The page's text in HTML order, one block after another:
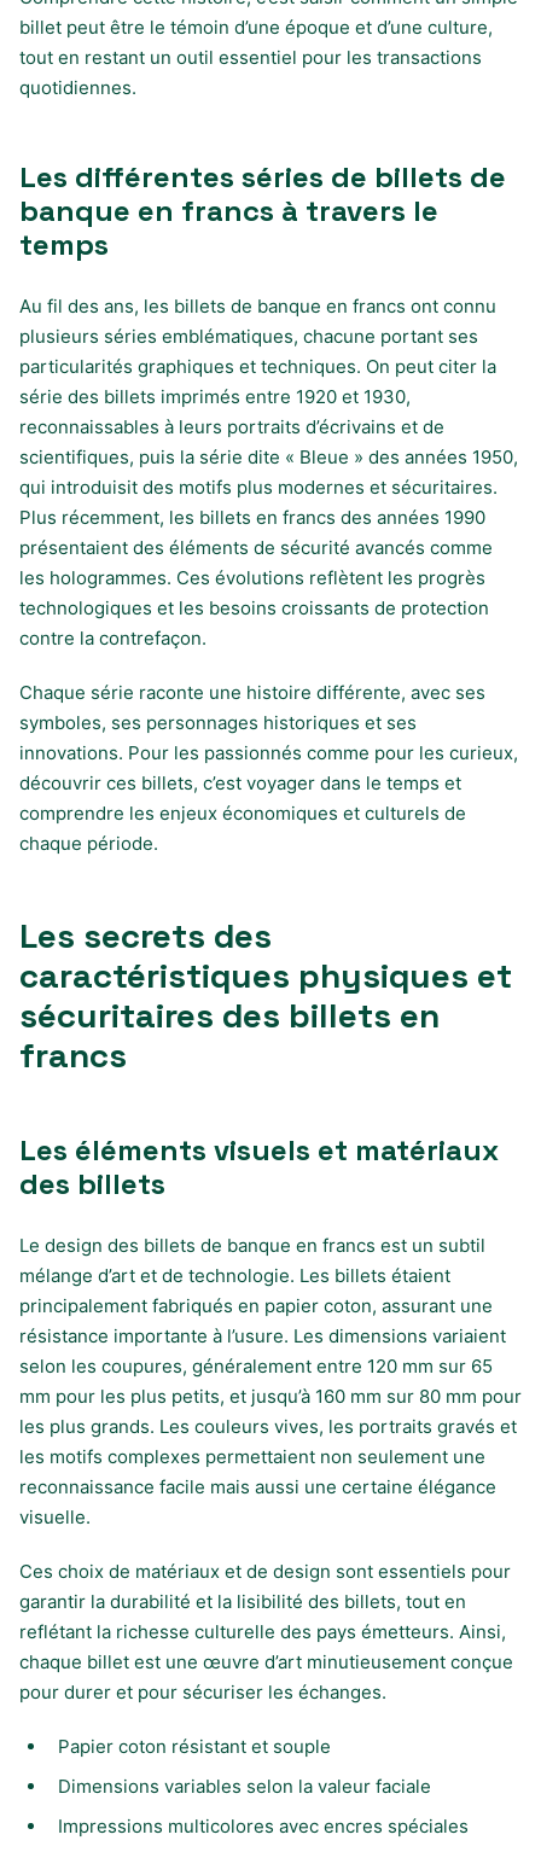
billet peut être le témoin d’une époque et d’une culture,
tout en restant un outil essentiel pour les transactions
quotidiennes.
Les différentes séries de billets de
banque en francs à travers le
temps
Au fil des ans, les billets de banque en francs ont connu
plusieurs séries emblématiques, chacune portant ses
particularités graphiques et techniques. On peut citer la
série des billets imprimés entre 1920 et 1930,
reconnaissables à leurs portraits d’écrivains et de
scientifiques, puis la série dite « Bleue » des années 1950,
qui introduisit des motifs plus modernes et sécuritaires.
Plus récemment, les billets en francs des années 1990
présentaient des éléments de sécurité avancés comme
les hologrammes. Ces évolutions reflètent les progrès
technologiques et les besoins croissants de protection
contre la contrefaçon.
Chaque série raconte une histoire différente, avec ses
symboles, ses personnages historiques et ses
innovations. Pour les passionnés comme pour les curieux,
découvrir ces billets, c’est voyager dans le temps et
comprendre les enjeux économiques et culturels de
chaque période.
Les secrets des
caractéristiques physiques et
sécuritaires des billets en
francs
Les éléments visuels et matériaux
des billets
Le design des billets de banque en francs est un subtil
mélange d’art et de technologie. Les billets étaient
principalement fabriqués en papier coton, assurant une
résistance importante à l’usure. Les dimensions variaient
selon les coupures, généralement entre 120 mm sur 65
mm pour les plus petits, et jusqu’à 160 mm sur 80 mm pour
les plus grands. Les couleurs vives, les portraits gravés et
les motifs complexes permettaient non seulement une
reconnaissance facile mais aussi une certaine élégance
visuelle.
Ces choix de matériaux et de design sont essentiels pour
garantir la durabilité et la lisibilité des billets, tout en
reflétant la richesse culturelle des pays émetteurs. Ainsi,
chaque billet est une œuvre d’art minutieusement conçue
pour durer et pour sécuriser les échanges.
Papier coton résistant et souple
Dimensions variables selon la valeur faciale
Impressions multicolores avec encres spéciales